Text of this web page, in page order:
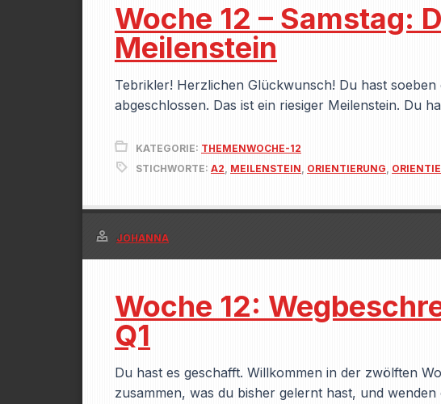
Woche 12 – Samstag:
Meilenstein
Tebrikler! Herzlichen Glückwunsch! Du hast
abgeschlossen. Das ist ein riesiger Meilenstein. Du
KATEGORIE: THEMENWOCHE-12
STICHWORTE: A2, MEILENSTEIN, ORIENTIERUNG,
JOHANNA
Woche 12:
Q1
Du hast es geschafft. Willkommen in der zwölften
zusammen, was du bisher gelernt hast, und